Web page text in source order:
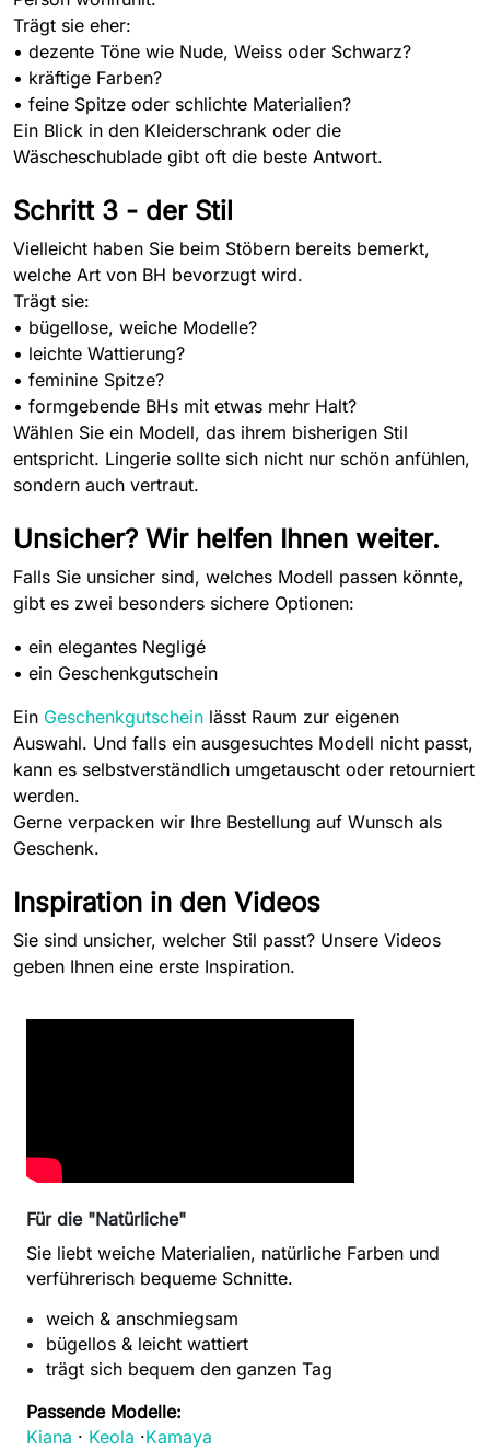
Trägt sie eher:
• dezente Töne wie Nude, Weiss oder Schwarz?
• kräftige Farben?
• feine Spitze oder schlichte Materialien?
Ein Blick in den Kleiderschrank oder die
Wäscheschublade gibt oft die beste Antwort.
Schritt 3 - der Stil
Vielleicht haben Sie beim Stöbern bereits bemerkt,
welche Art von BH bevorzugt wird.
Trägt sie:
• bügellose, weiche Modelle?
• leichte Wattierung?
• feminine Spitze?
• formgebende BHs mit etwas mehr Halt?
Wählen Sie ein Modell, das ihrem bisherigen Stil
entspricht. Lingerie sollte sich nicht nur schön anfühlen,
sondern auch vertraut.
Unsicher? Wir helfen Ihnen weiter.
Falls Sie unsicher sind, welches Modell passen könnte,
gibt es zwei besonders sichere Optionen:
• ein elegantes Negligé
• ein Geschenkgutschein
Ein Geschenkgutschein lässt Raum zur eigenen
Auswahl. Und falls ein ausgesuchtes Modell nicht passt,
kann es selbstverständlich umgetauscht oder retourniert
werden.
Gerne verpacken wir Ihre Bestellung auf Wunsch als
Geschenk.
Inspiration in den Videos
Sie sind unsicher, welcher Stil passt? Unsere Videos
geben Ihnen eine erste Inspiration.
Für die "Natürliche"
Sie liebt weiche Materialien, natürliche Farben und
verführerisch bequeme Schnitte.
weich & anschmiegsam
bügellos & leicht wattiert
trägt sich bequem den ganzen Tag
Passende Modelle:
Kiana · Keola ·Kamaya